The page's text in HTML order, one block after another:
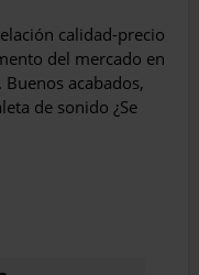
calidad-precio
del mercado en
acabados,
de sonido ¿Se